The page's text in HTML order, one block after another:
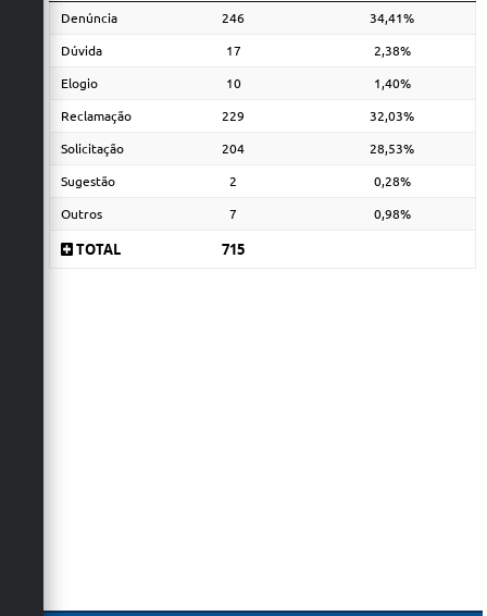
Denúncia 246 34,41%
Dúvida 17 2,38%
Elogio 10 1,40%
Reclamação 229 32,03%
Solicitação 204 28,53%
Sugestão 2 0,28%
Outros 7 0,98%
TOTAL 715